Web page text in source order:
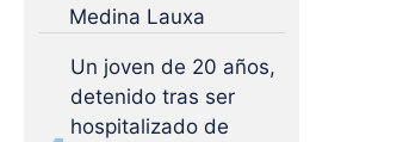
Medina Lauxa
Un joven de 20 años,
detenido tras ser
hospitalizado de